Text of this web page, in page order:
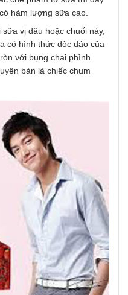
hàm lượng sữa cao.
vị dâu hoặc chuối này,
có hình thức độc đáo của
với bụng chai phình
bản là chiếc chum